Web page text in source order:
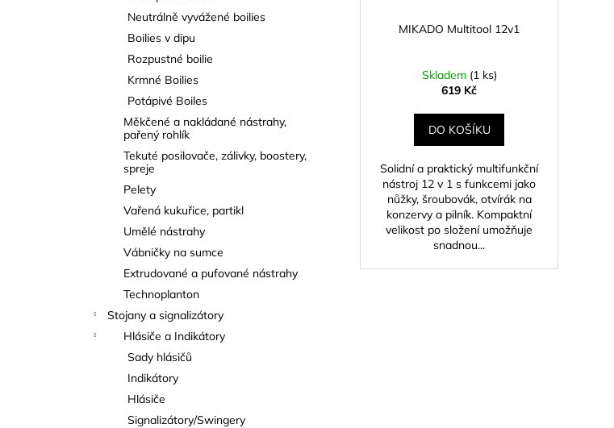
Neutrálně vyvážené boilies
Boilies v dipu
Rozpustné boilie
Krmné Boilies
Potápivé Boiles
Měkčené a nakládané nástrahy,
pařený rohlík
Tekuté posilovače, zálivky, boostery,
spreje
Pelety
Vařená kukuřice, partikl
Umělé nástrahy
Vábničky na sumce
Extrudované a pufované nástrahy
Technoplanton
Stojany a signalizátory
Hlásiče a Indikátory
Sady hlásičů
Indikátory
Hlásiče
Signalizátory/Swingery
MIKADO Multitool 12v1
Skladem (1 ks)
619 Kč
DO KOŠÍKU
Solidní a praktický multifunkční
nástroj 12 v 1 s funkcemi jako
nůžky, šroubovák, otvírák na
konzervy a pilník. Kompaktní
velikost po složení umožňuje
snadnou...